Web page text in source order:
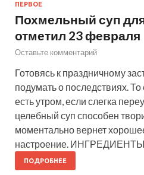
ПЕРВОЕ
Похмельный суп
отметил 23 февраля
Оставьте комментарий
Готовясь к праздничному
подумать о последствиях. То
есть утром, если слегка
целебный суп способен
моментально вернет
настроение. ИНГРЕДИЕНТЫ
ПОДРОБНЕЕ